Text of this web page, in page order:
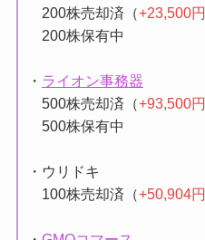
200株売却済（+23,500円
200株保有中
・ ライオン事務器
500株売却済（+93,500円
500株保有中
・ウリドキ
100株売却済（+50,904円